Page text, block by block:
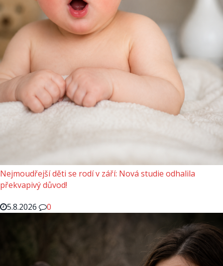
Nejmoudřejší děti se rodí v září: Nová studie odhalila
překvapivý důvod!
5.8.2026
0